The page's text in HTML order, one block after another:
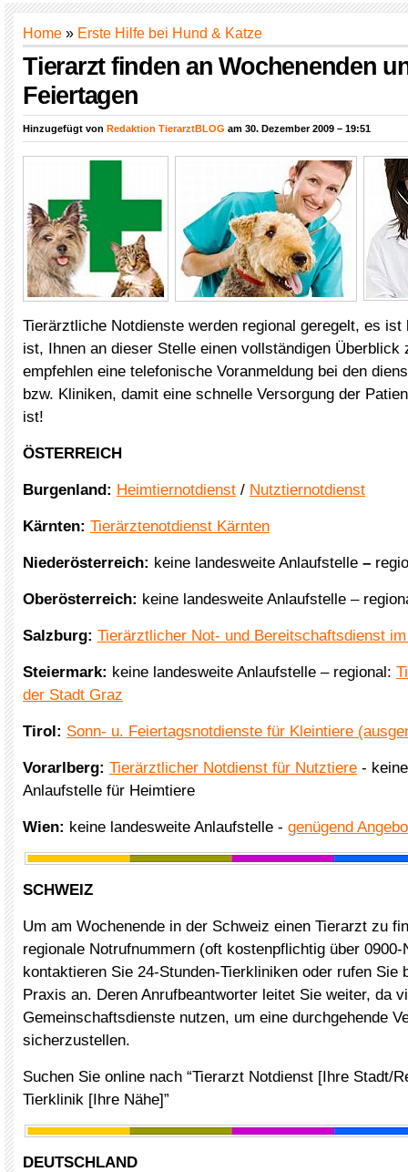
Home » Erste Hilfe bei Hund & Katze
Tierarzt finden an Wochenenden
Feiertagen
Hinzugefügt von Redaktion TierarztBLOG am 30. Dezember 2009 – 19:51
Tierärztliche Notdienste werden regional geregelt, es
ist, Ihnen an dieser Stelle einen vollständigen Überblick
empfehlen eine telefonische Voranmeldung bei den
bzw. Kliniken, damit eine schnelle Versorgung der
ist!
ÖSTERREICH
Burgenland: Heimtiernotdienst / Nutztiernotdienst
Kärnten: Tierärztenotdienst Kärnten
Niederösterreich: keine landesweite Anlaufstelle –
Oberösterreich: keine landesweite Anlaufstelle –
Salzburg: Tierärztlicher Not- und Bereitschaftsdienst
Steiermark: keine landesweite Anlaufstelle – regional:
der Stadt Graz
Tirol: Sonn- u. Feiertagsnotdienste für Kleintiere
Vorarlberg: Tierärztlicher Notdienst für Nutztiere -
Anlaufstelle für Heimtiere
Wien: keine landesweite Anlaufstelle - genügend
SCHWEIZ
Um am Wochenende in der Schweiz einen Tierarzt zu
regionale Notrufnummern (oft kostenpflichtig über 0900-
kontaktieren Sie 24-Stunden-Tierkliniken oder rufen Sie
Praxis an. Deren Anrufbeantworter leitet Sie weiter, da
Gemeinschaftsdienste nutzen, um eine durchgehende
sicherzustellen.
Suchen Sie online nach “Tierarzt Notdienst [Ihre Stadt/
Tierklinik [Ihre Nähe]”
DEUTSCHLAND